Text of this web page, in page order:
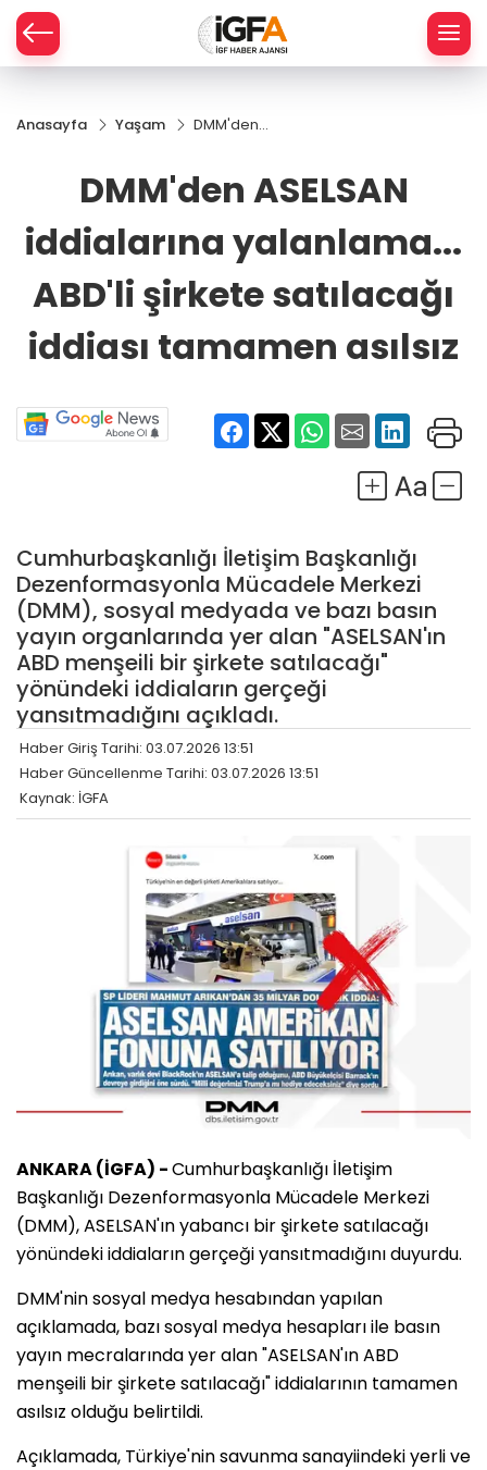
Anasayfa Yaşam
DMM'den
yalanlama...
şirkete
satılacağı
iddiası
tamamen
DMM'den ASELSAN
iddialarına yalanlama...
ABD'li şirkete satılacağı
iddiası tamamen asılsız
Cumhurbaşkanlığı İletişim Başkanlığı
Dezenformasyonla Mücadele Merkezi
(DMM), sosyal medyada ve bazı basın
yayın organlarında yer alan "ASELSAN'ın
ABD menşeili bir şirkete satılacağı"
yönündeki iddiaların gerçeği
yansıtmadığını açıkladı.
Haber Giriş Tarihi: 03.07.2026 13:51
Haber Güncellenme Tarihi: 03.07.2026 13:51
Kaynak: İGFA
ANKARA (İGFA) -Cumhurbaşkanlığı İletişim
Başkanlığı Dezenformasyonla Mücadele Merkezi
(DMM), ASELSAN'ın yabancı bir şirkete satılacağı
yönündeki iddiaların gerçeği yansıtmadığını duyurdu.
DMM'nin sosyal medya hesabından yapılan
açıklamada, bazı sosyal medya hesapları ile basın
yayın mecralarında yer alan "ASELSAN'ın ABD
menşeili bir şirkete satılacağı" iddialarının tamamen
asılsız olduğu belirtildi.
Açıklamada, Türkiye'nin savunma sanayiindeki yerli ve